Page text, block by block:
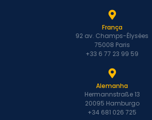
França
92 av. Champs-Élysées
75008 Paris
+33 6 77 23 99 59
Alemanha
Hermannstraße 13
20095 Hamburgo
+34 681 026 725